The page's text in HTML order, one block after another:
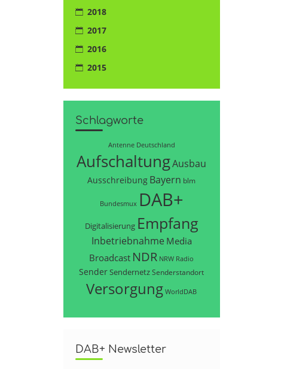
2018
2017
2016
2015
Schlagworte
Antenne Deutschland
AufschaltungAusbau
Ausschreibung Bayern blm
Bundesmux DAB+
Digitalisierung Empfang
Inbetriebnahme Media
Broadcast NDR NRW Radio
SenderSendernetzSenderstandort
Versorgung WorldDAB
DAB+ Newsletter